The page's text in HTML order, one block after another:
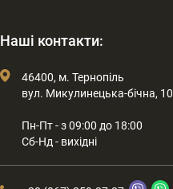
Наші контакти:
46400, м. Тернопіль
вул. Микулинецька-бічна, 10
Пн-Пт - з 09:00 до 18:00
Сб-Нд - вихідні